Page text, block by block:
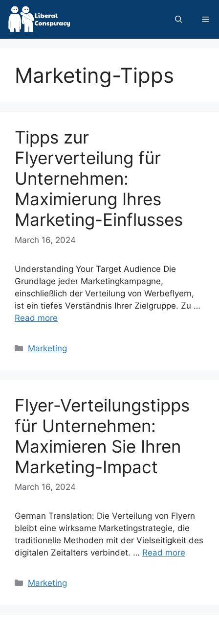
Skip
content
Marketing-Tipps
Tipps zur
Flyerverteilung für
Unternehmen:
Maximierung Ihres
Marketing-Einflusses
March 16, 2024
Understanding Your Target Audience Die
Grundlage jeder Marketingkampagne,
einschließlich der Verteilung von Werbeflyern,
ist ein tiefes Verständnis Ihrer Zielgruppe. Zu …
Read more
Categories
Marketing
Flyer-Verteilungstipps
für Unternehmen:
Maximieren Sie Ihren
Marketing-Impact
March 16, 2024
German Translation: Die Verteilung von Flyern
bleibt eine wirksame Marketingstrategie, die
traditionelle Methoden mit der Vielseitigkeit des
digitalen Zeitalters verbindet. … Read more
Categories
Marketing